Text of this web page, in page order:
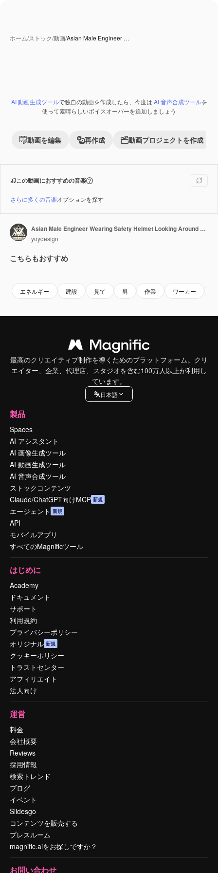
ホーム/ストック/動画/Asian Male Engineer …
Premium
AI 動画生成ツールで独自の動画を作成したら、今度は AI 音声合成ツールを
使って素晴らしいボイスオーバーを追加しましょう
動画を編集 再作成 動画プロジェクトを作成
この動画におすすめの音楽
さらに多くの音楽オプションを探す
Asian Male Engineer Wearing Safety Helmet Looking Around While Standing With Arms Akimbo In Front Of The Oil Pumps, During Sunset Or Sunrise Time
yoydesign
こちらもおすすめ
エネルギー 建設 見て 男 作業 ワーカー
最高のクリエイティブ制作を導くためのプラットフォーム。クリ
エイター、企業、代理店、スタジオを含む100万人以上が利用し
ています。
日本語
製品
Spaces
AI アシスタント
AI 画像生成ツール
AI 動画生成ツール
AI 音声合成ツール
ストックコンテンツ
Claude/ChatGPT向けMCP 新規
エージェント 新規
API
モバイルアプリ
すべてのMagnificツール
はじめに
Academy
ドキュメント
サポート
利用規約
プライバシーポリシー
オリジナル 新規
クッキーポリシー
トラストセンター
アフィリエイト
法人向け
運営
料金
会社概要
Reviews
採用情報
検索トレンド
ブログ
イベント
Slidesgo
コンテンツを販売する
プレスルーム
magnific.aiをお探しですか？
お問い合わせ